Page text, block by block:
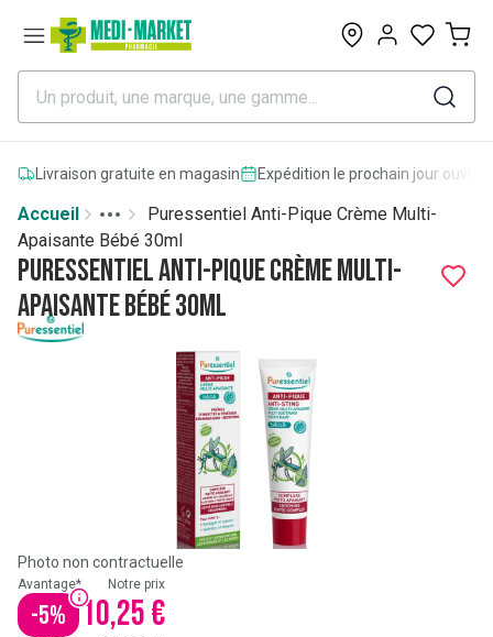
0
Livraison gratuite en magasin Expédition le prochain jour
Accueil
More
Toggle menu
Puressentiel Anti-Pique Crème Multi-
Apaisante Bébé 30ml
Puressentiel Anti-Pique Crème Multi-
Apaisante Bébé 30ml
Photo non contractuelle
Avantage*
-5%
Notre prix
10,25 €